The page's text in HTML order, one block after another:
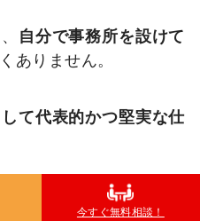
自分で事務所を設けて
ありません。
て代表的かつ堅実な仕
資格を活かしている人
今すぐ無料相談！